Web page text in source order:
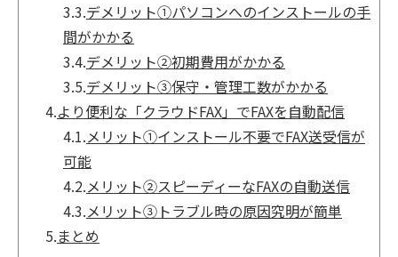
3.3.デメリット①パソコンへのインストールの手
間がかかる
3.4.デメリット②初期費用がかかる
3.5.デメリット③保守・管理工数がかかる
4.より便利な「クラウドFAX」でFAXを自動配信
4.1.メリット①インストール不要でFAX送受信が
可能
4.2.メリット②スピーディーなFAXの自動送信
4.3.メリット③トラブル時の原因究明が簡単
5.まとめ